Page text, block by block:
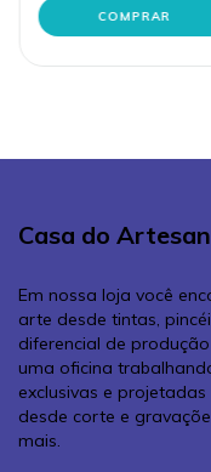
Casa do
Em nossa loja você
arte desde tintas,
diferencial de
uma oficina
exclusivas e
desde corte e
mais.